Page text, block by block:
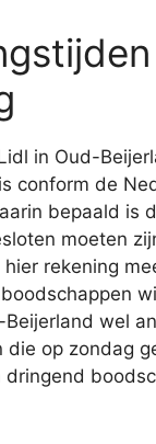
in Oud-
conform de
bepaald is
moeten
rekening
wel
die op zondag
dringend